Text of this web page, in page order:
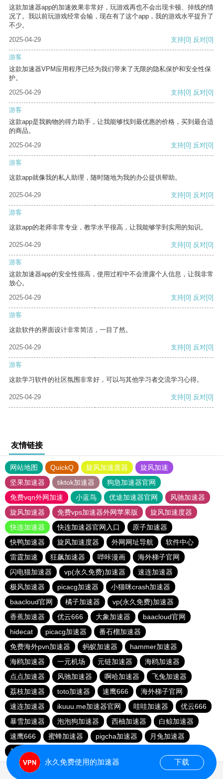
这款加速器app的加速效果非常好，玩游戏再也不会出现卡顿、掉线的情
况了。我以前玩游戏经常会输，现在有了这个app，我的游戏水平提升了
不少。
2025-04-29
支持[0] 反对[0]
游客
这款加速器VPM应用程序已经为我们带来了无限的隐私保护和安全性保
护。
2025-04-29
支持[0] 反对[0]
游客
这款app是我购物的得力助手，让我能够找到最优惠的价格，买到最合适
的商品。
2025-04-29
支持[0] 反对[0]
游客
这款app就像我的私人助理，随时随地为我的办公提供帮助。
2025-04-29 支持[0] 反对[0]
游客
这款app的老师非常专业，教学水平很高，让我能够学到实用的知识。
2025-04-29 支持[0] 反对[0]
游客
这款加速器app的安全性很高，使用过程中不会泄露个人信息，让我非常
放心。
2025-04-29
支持[0] 反对[0]
游客
这款软件的界面设计非常简洁，一目了然。
2025-04-29 支持[0] 反对[0]
游客
这款学习软件的社区氛围非常好，可以与其他学习者交流学习心得。
2025-04-29 支持[0] 反对[0]
友情链接
网站地图 QuickQ 旋风加速度器
旋风加速
坚果加速器
tiktok加速器
狗急加速器官网
免费vqn外网加速
小蓝鸟 优途加速器官网
风驰加速器
旋风加速器
免费vps加速器外网苹果版
旋风加速度器
快连加速器
快连加速器官网入口
原子加速器
快鸭加速器
旋风加速度器 外网网址导航
软件中心
雷霆加速
狂飙加速器 哔咔漫画
海外梯子官网
闪电猫加速器
vp(永久免费)加速器
速连加速器
极风加速器
picacg加速器
小猫咪crash加速器
baacloud官网
橘子加速器
vp(永久免费)加速器
香蕉加速器
优云666 大象加速器
baacloud官网
hidecat
picacg加速器
番石榴加速器
免费海外pvn加速器
蚂蚁加速器
hammer加速器
海鸥加速器
一元机场 元链加速器
海鸥加速器
点点加速器
风驰加速器 啊哈加速器
飞兔加速器
荔枝加速器
toto加速器 速鹰666
海外梯子官网
速连加速器
ikuuu.me加速器官网 哇哇加速器
优云666
暴雪加速器
泡泡狗加速器 西柚加速器
白鲸加速器
速鹰666
蜜蜂加速器 pigcha加速器
月兔加速器
起飞加速器
永久免费使用的加速器 下载